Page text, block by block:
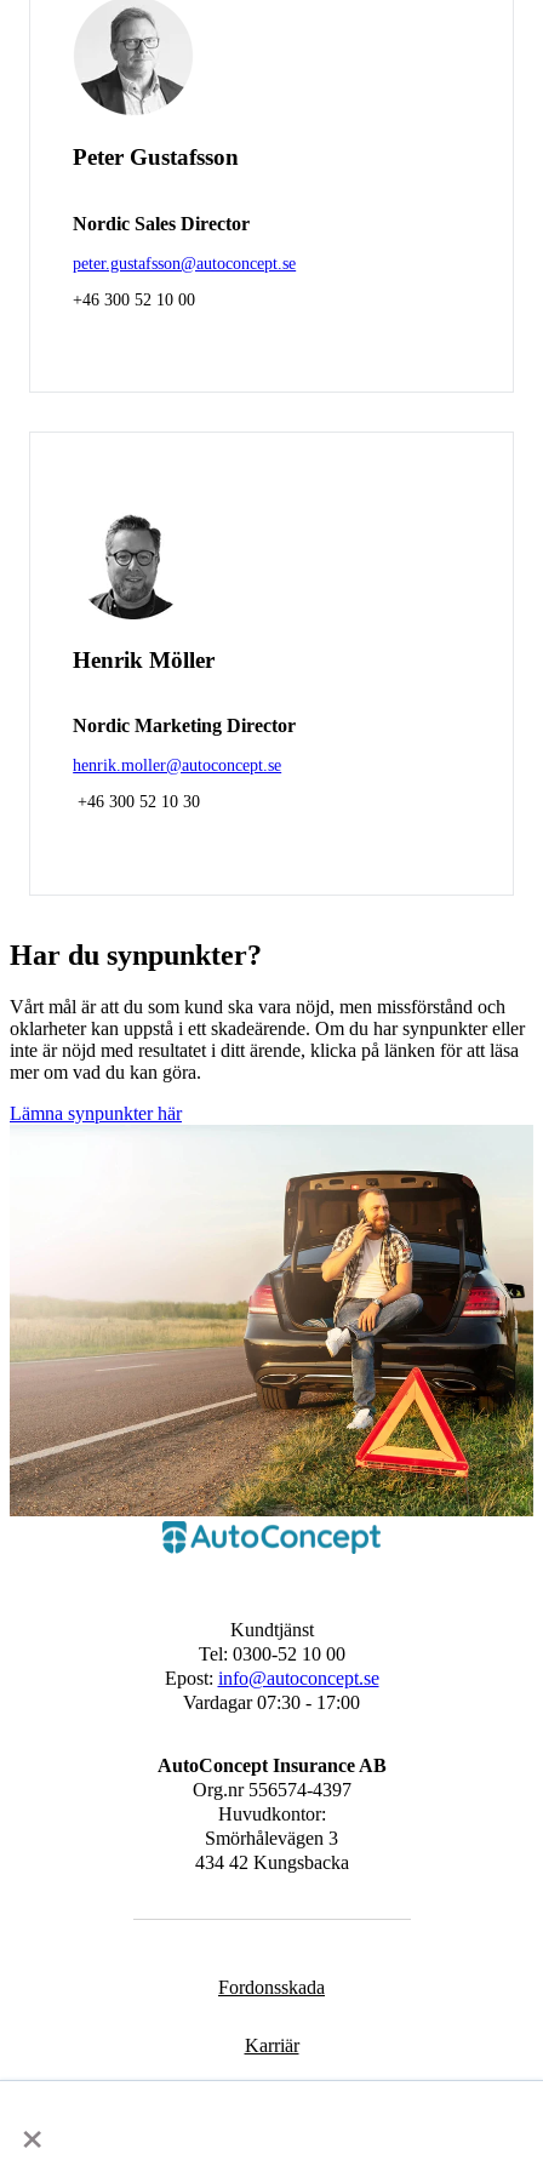
×
Peter Gustafsson
Nordic Sales Director
peter.gustafsson@autoconcept.se
+46 300 52 10 00
Henrik Möller
Nordic Marketing Director
henrik.moller@autoconcept.se
+46 300 52 10 30
Har du synpunkter?
Vårt mål är att du som kund ska vara nöjd, men missförstånd och
oklarheter kan uppstå i ett skadeärende. Om du har synpunkter eller
inte är nöjd med resultatet i ditt ärende, klicka på länken för att läsa
mer om vad du kan göra.
Lämna synpunkter här
Fordonsskada
Karriär
Kundtjänst
Tel: 0300-52 10 00
Epost: info@autoconcept.se
Vardagar 07:30 - 17:00
AutoConcept Insurance AB
Org.nr 556574-4397
Huvudkontor:
Smörhålevägen 3
434 42 Kungsbacka